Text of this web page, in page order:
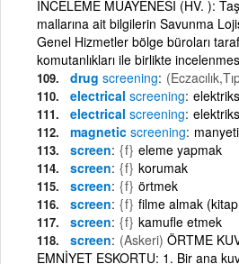
İNCELEME MUAYENESİ (HV. ):
mallarına ait bilgilerin Savunma
Genel Hizmetler bölge büroları
komutanlıkları ile birlikte
drug screening
electrical screening
electrical screening
magnetic screening
screen {f} eleme yapmak
screen {f} korumak
screen {f} örtmek
screen {f} filme almak
screen {f} kamufle etmek
screen (Askeri) ÖRTME
EMNİYET ESKORTU: 1. Bir ana